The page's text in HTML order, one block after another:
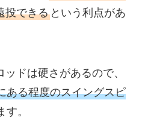
投できるという利点があ
ドは硬さがあるので、
ある程度のスイングスピ
。